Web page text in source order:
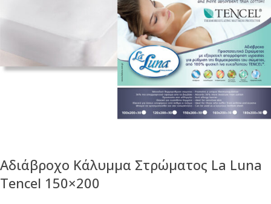
Αδιάβροχο Κάλυμμα Στρώματος La Luna
Tencel 150×200